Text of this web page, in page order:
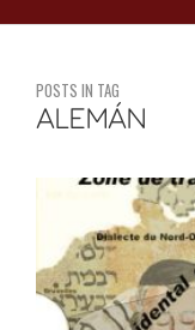
POSTS IN TAG
ALEMÁN